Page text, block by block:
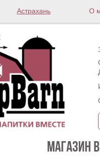
Астрахань О
МАГАЗИН